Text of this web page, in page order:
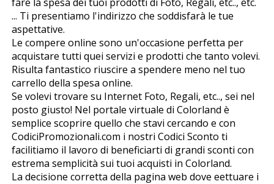
... Ti presentiamo l'indirizzo che soddisfarà le tue
aspettative.
Le compere online sono un'occasione perfetta per
acquistare tutti quei servizi e prodotti che tanto volevi.
Risulta fantastico riuscire a spendere meno nel tuo
carrello della spesa online.
Se volevi trovare su Internet Foto, Regali, etc.., sei nel
posto giusto! Nel portale virtuale di Colorland è
semplice scoprire quello che stavi cercando e con
CodiciPromozionali.com i nostri Codici Sconto ti
facilitiamo il lavoro di beneficiarti di grandi sconti con
estrema semplicità sui tuoi acquisti in Colorland.
La decisione corretta della pagina web dove effettuare i